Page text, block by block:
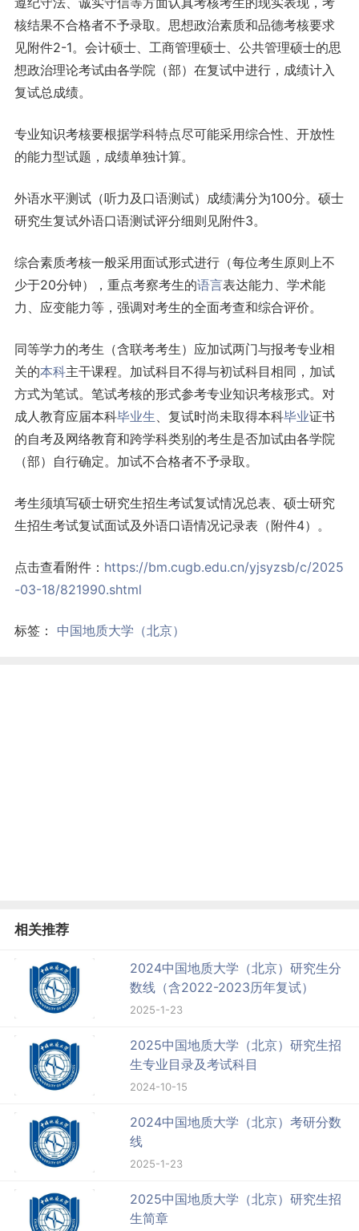
核结果不合格者不予录取。思想政治素质和品德考核要求
见附件2-1。会计硕士、工商管理硕士、公共管理硕士的思
想政治理论考试由各学院（部）在复试中进行，成绩计入
复试总成绩。
专业知识考核要根据学科特点尽可能采用综合性、开放性
的能力型试题，成绩单独计算。
外语水平测试（听力及口语测试）成绩满分为100分。硕士
研究生复试外语口语测试评分细则见附件3。
综合素质考核一般采用面试形式进行（每位考生原则上不
少于20分钟），重点考察考生的语言表达能力、学术能
力、应变能力等，强调对考生的全面考查和综合评价。
同等学力的考生（含联考考生）应加试两门与报考专业相
关的本科主干课程。加试科目不得与初试科目相同，加试
方式为笔试。笔试考核的形式参考专业知识考核形式。对
成人教育应届本科毕业生 、复试时尚未取得本科毕业证书
的自考及网络教育和跨学科类别的考生是否加试由各学院
（部）自行确定。加试不合格者不予录取。
考生须填写硕士研究生招生考试复试情况总表、硕士研究
生招生考试复试面试及外语口语情况记录表（附件4）。
点击查看附件： https://bm.cugb.edu.cn/yjsyzsb/c/2025
-03-18/821990.shtml
标签： 中国地质大学（北京）
相关推荐
2024中国地质大学（北京）研究生分
数线（含2022-2023历年复试）
2025-1-23
2025中国地质大学（北京）研究生招
生专业目录及考试科目
2024-10-15
2024中国地质大学（北京）考研分数
线
2025-1-23
2025中国地质大学（北京）研究生招
生简章